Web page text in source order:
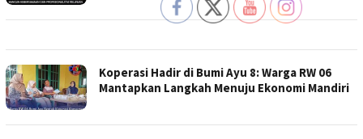
Koperasi Hadir di Bumi Ayu 8: Warga RW 06
Mantapkan Langkah Menuju Ekonomi Mandiri